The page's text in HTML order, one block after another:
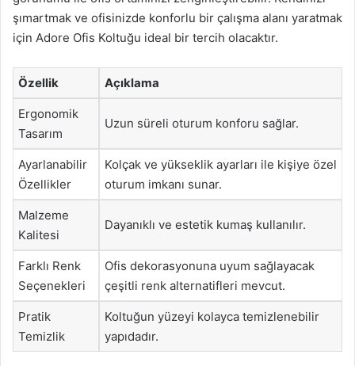
şımartmak ve ofisinizde konforlu bir çalışma alanı yaratmak
için Adore Ofis Koltuğu ideal bir tercih olacaktır.
Özellik Açıklama
Ergonomik
Tasarım
Uzun süreli oturum konforu sağlar.
Ayarlanabilir
Özellikler
Kolçak ve yükseklik ayarları ile kişiye özel
oturum imkanı sunar.
Malzeme
Kalitesi
Dayanıklı ve estetik kumaş kullanılır.
Farklı Renk
Seçenekleri
Ofis dekorasyonuna uyum sağlayacak
çeşitli renk alternatifleri mevcut.
Pratik
Temizlik
Koltuğun yüzeyi kolayca temizlenebilir
yapıdadır.